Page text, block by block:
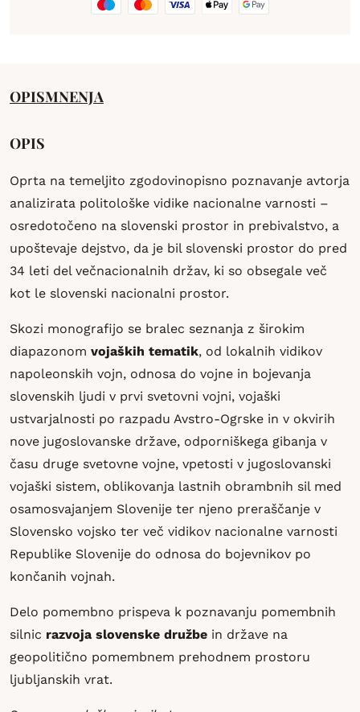
OPISMNENJA
OPIS
Oprta na temeljito zgodovinopisno poznavanje avtorja
analizirata politološke vidike nacionalne varnosti –
osredotočeno na slovenski prostor in prebivalstvo, a
upoštevaje dejstvo, da je bil slovenski prostor do pred
34 leti del večnacionalnih držav, ki so obsegale več
kot le slovenski nacionalni prostor.
Skozi monografijo se bralec seznanja z širokim
diapazonom vojaških tematik, od lokalnih vidikov
napoleonskih vojn, odnosa do vojne in bojevanja
slovenskih ljudi v prvi svetovni vojni, vojaški
ustvarjalnosti po razpadu Avstro-Ogrske in v okvirih
nove jugoslovanske države, odporniškega gibanja v
času druge svetovne vojne, vpetosti v jugoslovanski
vojaški sistem, oblikovanja lastnih obrambnih sil med
osamosvajanjem Slovenije ter njeno preraščanje v
Slovensko vojsko ter več vidikov nacionalne varnosti
Republike Slovenije do odnosa do bojevnikov po
končanih vojnah.
Delo pomembno prispeva k poznavanju pomembnih
silnic razvoja slovenske družbe in države na
geopolitično pomembnem prehodnem prostoru
ljubljanskih vrat.